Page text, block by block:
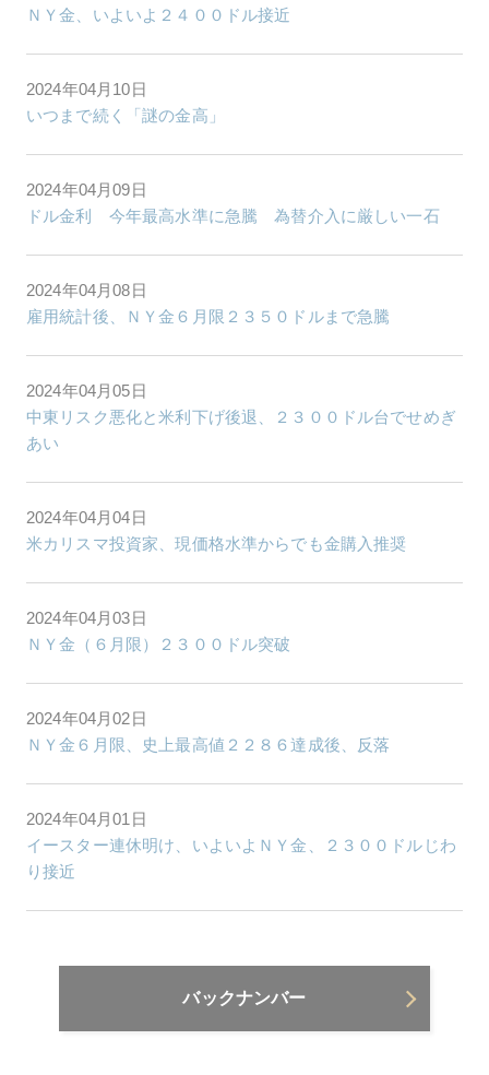
ＮＹ金、いよいよ２４００ドル接近
2024年04月10日
いつまで続く「謎の金高」
2024年04月09日
ドル金利 今年最高水準に急騰 為替介入に厳しい一石
2024年04月08日
雇用統計後、ＮＹ金６月限２３５０ドルまで急騰
2024年04月05日
中東リスク悪化と米利下げ後退、２３００ドル台でせめぎ
あい
2024年04月04日
米カリスマ投資家、現価格水準からでも金購入推奨
2024年04月03日
ＮＹ金（６月限）２３００ドル突破
2024年04月02日
ＮＹ金６月限、史上最高値２２８６達成後、反落
2024年04月01日
イースター連休明け、いよいよＮＹ金、２３００ドルじわ
り接近
バックナンバー